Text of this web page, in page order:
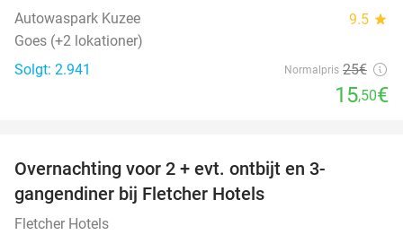
Autowaspark Kuzee 9.5 star
Goes (+2 lokationer)
Solgt: 2.941
Normalpris 25€
15,50€
Overnachting voor 2 + evt. ontbijt en 3-
gangendiner bij Fletcher Hotels
Fletcher Hotels